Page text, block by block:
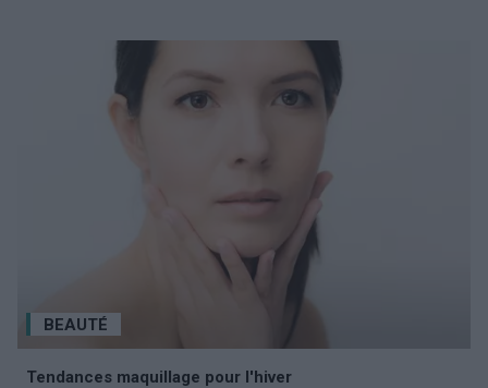
BEAUTÉ
Tendances maquillage pour l'hiver